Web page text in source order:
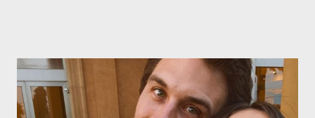
peluquería del grupo.Justo hace unos días Carol Pagés nos
contaba detalles del homenaje en Actualida Rosa en RCE
radio,en el programa que presento todos los jueves de 17 a 18